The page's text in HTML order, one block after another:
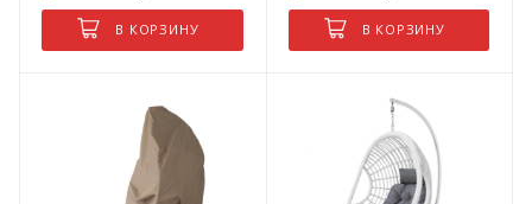
В КОРЗИНУ В КОРЗИНУ